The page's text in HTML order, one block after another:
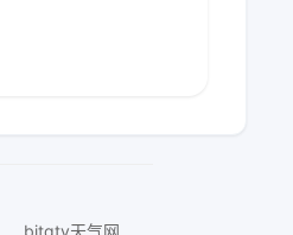
bjtqtv天气网